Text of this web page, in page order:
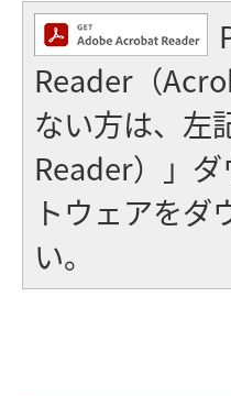
Reader（
ない方は、左
Reader）」
トウェアをダ
い。